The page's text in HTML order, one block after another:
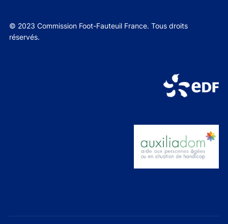
© 2023 Commission Foot-Fauteuil France. Tous droits
réservés.